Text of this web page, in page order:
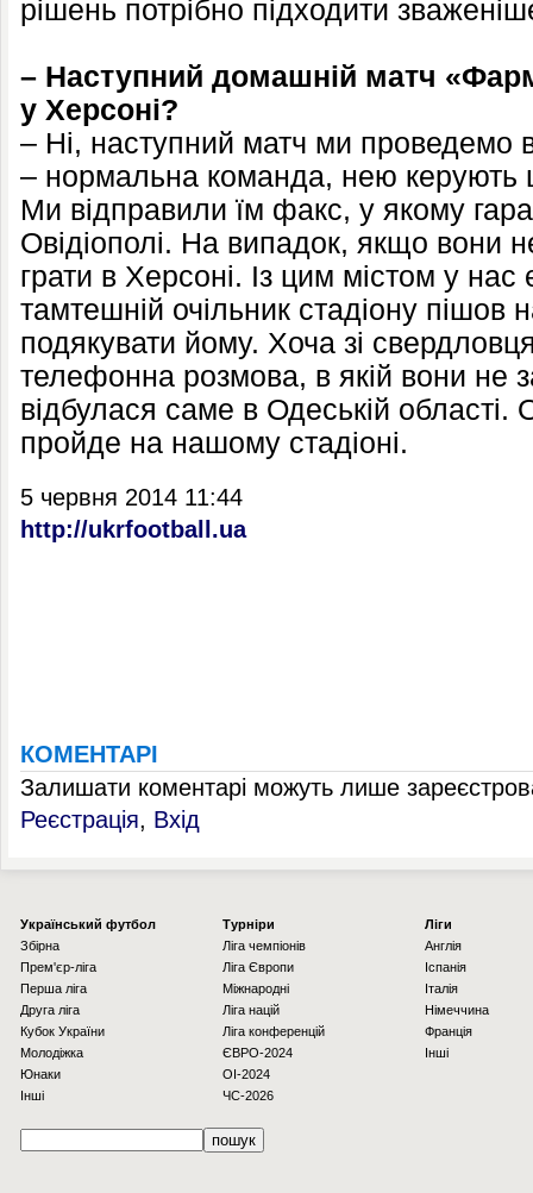
рішень потрібно підходити
– Наступний домашній матч
у Херсоні?
– Ні, наступний матч ми проведемо
– нормальна команда, нею керують
Ми відправили їм факс, у якому
Овідіополі. На випадок, якщо вони
грати в Херсоні. Із цим містом у
тамтешній очільник стадіону пішов
подякувати йому. Хоча зі
телефонна розмова, в якій вони не
відбулася саме в Одеській області.
пройде на нашому стадіоні.
5 червня 2014 11:44
http://ukrfootball.ua
КОМЕНТАРІ
Залишати коментарі можуть лише
Реєстрація, Вхід
Українcький футбол
Збірна
Прем'єр-ліга
Перша ліга
Друга ліга
Кубок України
Молодіжка
Юнаки
Інші
Турніри
Ліга чемпіонів
Ліга Європи
Міжнародні
Ліга націй
Ліга конференцій
ЄВРО-2024
OI-2024
ЧС-2026
Ліги
Англія
Іспанія
Італія
Німеччина
Франція
Інші